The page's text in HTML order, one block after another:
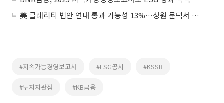
美 클래리티 법안 연내 통과 가능성 13%…상원 문턱서 제동
#지속가능경영보고서 #ESG공시 #KSSB
#투자자관점 #KB금융